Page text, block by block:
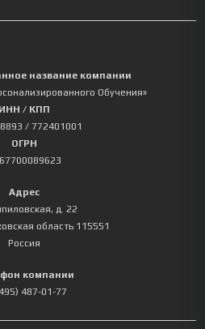
название компании
Обучения»
ИНН / КПП
/ 772401001
ОГРН
Адрес
д. 22
область 115551
Россия
компании
487-01-77